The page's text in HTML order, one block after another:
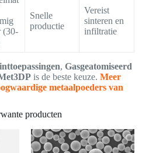
(30-
Snelle
productie
Vereist
sinteren en
infiltratie
, Gasgeatomiseerd
is de beste keuze. Meer
metaalpoeders van
producten